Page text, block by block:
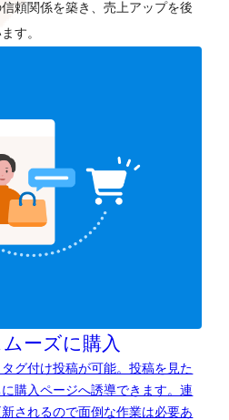
頼関係を築き、売上アップを後
す。
ーズに購入
グ付け投稿が可能。投稿を見た
購入ページへ誘導できます。連
されるので面倒な作業は必要あ